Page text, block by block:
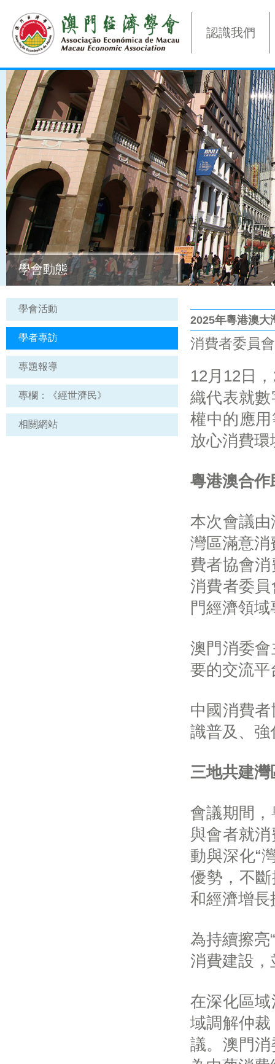
認識我們
學會動態
學會活動
學者專訪
專題報導
專欄：《經世濟民》
相關網站
2025年粵港澳大
消費者委員
12月12日
織代表就
權中的應
放心消費環
粵港澳合
本次會議由
灣區滿意消
費者協會
消費者委
門經濟領
澳門消委
要的交流
中國消費
識普及、
三地共建
會議期間
與會者就
動與深化“
優勢，不
和經濟增
為持續擦亮
消費建設
在深化區
域調解仲
議。澳門